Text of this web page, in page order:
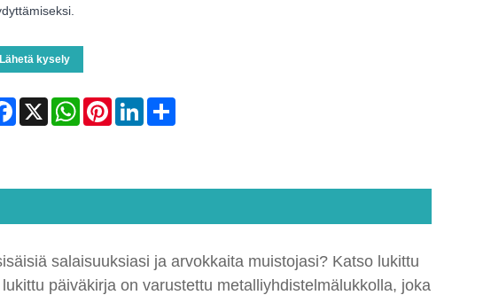
Lähetä kysely
Facebook
X WhatsAppPinterestLinkedInShare
salaisuuksiasi ja arvokkaita muistojasi? Katso lukittu
päiväkirja on varustettu metalliyhdistelmälukkolla, joka